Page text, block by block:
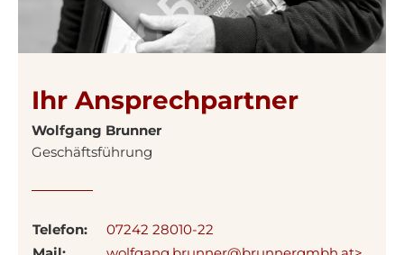
Ihr Ansprechpartner
Wolfgang Brunner
Geschäftsführung
Telefon:
07242 28010-22